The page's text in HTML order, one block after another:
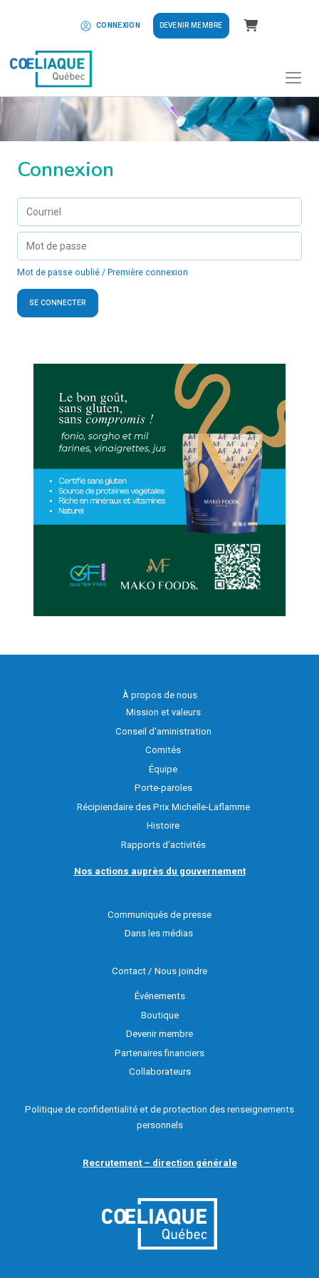
DEVENIR MEMBRE
CONNEXION Panier
Connexion
Mot de passe oublié / Première connexion
À propos de nous
Mission et valeurs
Conseil d'aministration
Comités
Équipe
Porte-paroles
Récipiendaire des Prix Michelle-Laflamme
Histoire
Rapports d'activités
Nos actions auprès du gouvernement
Communiqués de presse
Dans les médias
Contact / Nous joindre
Événements
Boutique
Devenir membre
Partenaires financiers
Collaborateurs
Politique de confidentialité et de protection des renseignements
personnels
Recrutement – direction générale